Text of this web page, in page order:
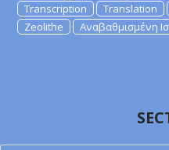
Transcription
Translation
Zeolithe
Αναβαθμισμένη